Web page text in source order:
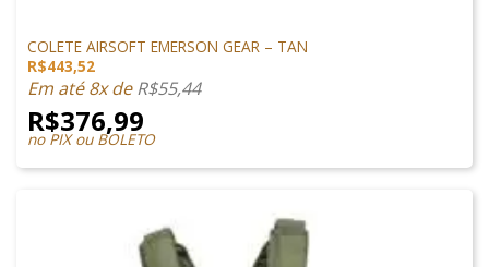
COLETE AIRSOFT EMERSON GEAR – TAN
R$443,52
Em até 8x deR$55,44
R$376,99
no PIX ou BOLETO